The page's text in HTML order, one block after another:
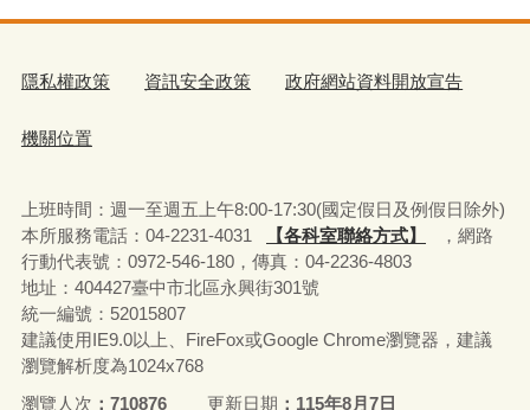
隱私權政策 資訊安全政策 政府網站資料開放宣告
機關位置
上班時間：週一至週五上午8:00-17:30(國定假日及例假日除外)
本所服務電話：04-2231-4031
【各科室聯絡方式】
，網路
行動代表號：0972-546-180， 傳真：04-2236-4803
地址：404427臺中市北區永興街301號
統一編號：52015807
建議使用IE9.0以上、FireFox或Google Chrome瀏覽器，建議
瀏覽解析度為1024x768
瀏覽人次
710876 更新日期 115年8月7日